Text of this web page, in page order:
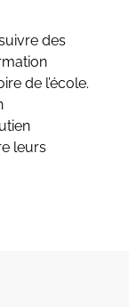
des
de l’école.
leurs